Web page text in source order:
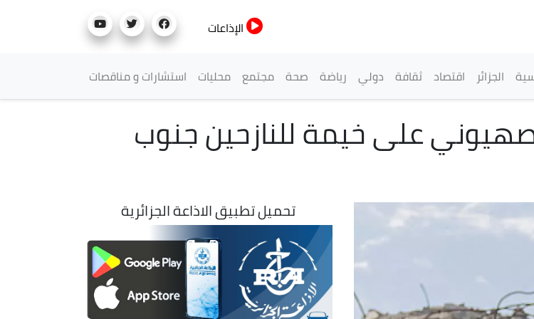
الإذاعات
الرئيسيةالجزائر اقتصاد ثقافة دولي رياضة صحة مجتمع محليات استشارات و مناقصات
على خيمة للنازحين جنوب
تحميل تطبيق الاذاعة الجزائرية